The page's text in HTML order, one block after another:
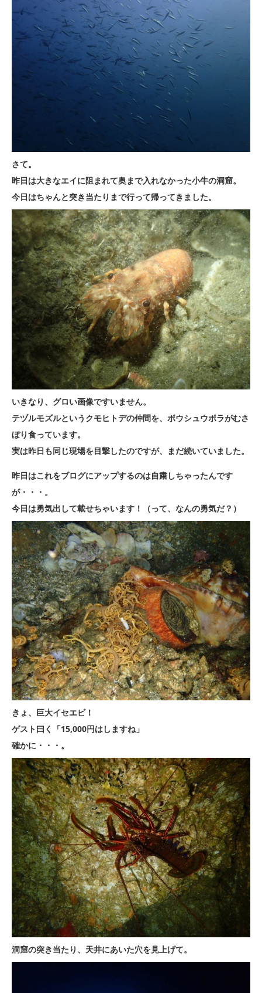
さて。
昨日は大きなエイに阻まれて奥まで入れなかった小牛の洞窟。
今日はちゃんと突き当たりまで行って帰ってきました。
いきなり、グロい画像ですいません。
テヅルモズルというクモヒトデの仲間を、ボウシュウボラがむさ
ぼり食っています。
実は昨日も同じ現場を目撃したのですが、まだ続いていました。
昨日はこれをブログにアップするのは自粛しちゃったんです
が・・・。
今日は勇気出して載せちゃいます！（って、なんの勇気だ？）
きょ、巨大イセエビ！
ゲスト曰く「15,000円はしますね」
確かに・・・。
洞窟の突き当たり、天井にあいた穴を見上げて。